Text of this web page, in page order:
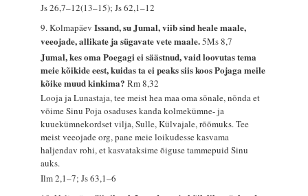
Js 26,7–12(13–15); Js 62,1–12
9. KolmapäevIssand, su Jumal, viib sind heale maale,
veeojade, allikate ja sügavate vete maale.5Ms 8,7
Jumal, kes oma Poegagi ei säästnud, vaid loovutas tema
meie kõikide eest, kuidas ta ei peaks siis koos Pojaga meile
kõike muud kinkima?Rm 8,32
Looja ja Lunastaja, tee meist hea maa oma sõnale, nõnda et
võime Sinu Poja osaduses kanda kolmekümne- ja
kuuekümnekordset vilja, Sulle, Külvajale, rõõmuks. Tee
meist veeojade org, pane meie loikudesse kasvama
haljendav rohi, et kasvataksime õiguse tammepuid Sinu
auks.
Ilm 2,1–7; Js 63,1–6